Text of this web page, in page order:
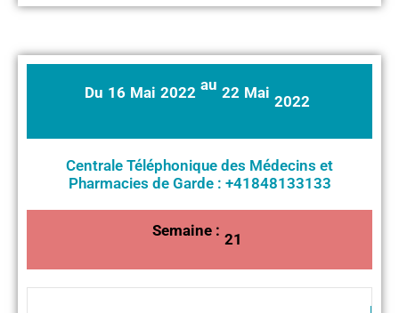
Du 16 Mai 2022 au 22 Mai 2022
Centrale Téléphonique des Médecins et
Pharmacies de Garde : +41848133133
Semaine : 21